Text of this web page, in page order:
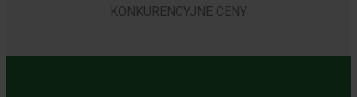
KONKURENCYJNE CENY